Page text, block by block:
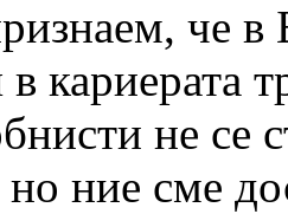
че в
кариерата
не се
ние сме